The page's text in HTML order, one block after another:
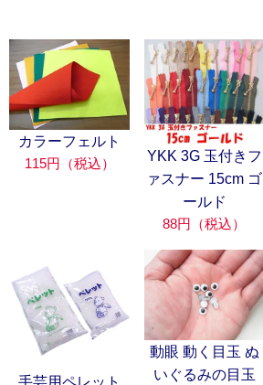
カラーフェルト
115円（税込）
YKK 3G 玉付きフ
ァスナー 15cm ゴ
ールド
88円（税込）
動眼 動く目玉 ぬ
いぐるみの目玉